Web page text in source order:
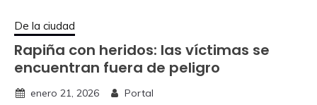
De la ciudad
Rapiña con heridos: las víctimas se
encuentran fuera de peligro
enero 21, 2026 Portal